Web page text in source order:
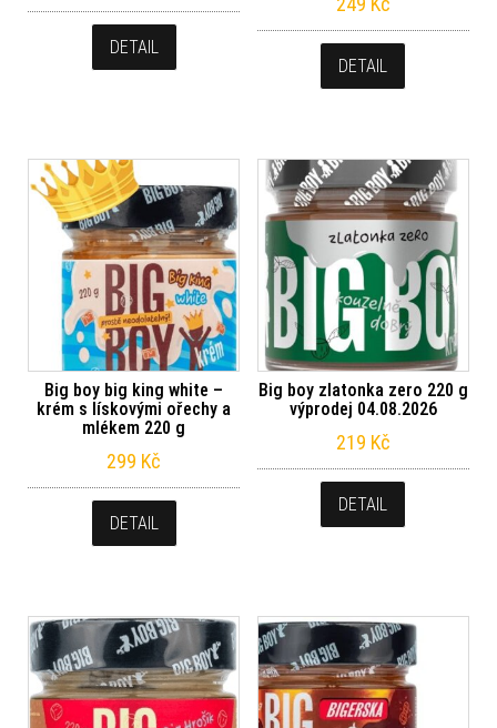
DETAIL
DETAIL
Big boy big king white –
krém s lískovými ořechy a
mlékem 220 g
299 Kč
DETAIL
Big boy zlatonka zero 220 g
výprodej 04.08.2026
219 Kč
DETAIL